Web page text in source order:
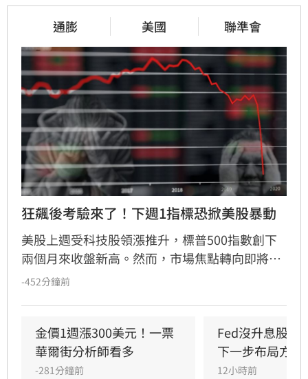
通膨 美國 聯準會
狂飆後考驗來了！下週1指標恐掀美股暴動
美股上週受科技股領漲推升，標普500指數創下
兩個月來收盤新高。然而，市場焦點轉向即將公
布的7月消費者物價指數（CPI），該數據將成為
彈恐引發股市拋售。目前市場對9月升息的預期
因就業數據疲軟而降溫，但油價波動與通膨焦慮
仍是主要風險。
-452分鐘前
金價1週漲300美元！一票
華爾街分析師看多
-281分鐘前
Fed沒升息股市
下一步布局方向
12小時前